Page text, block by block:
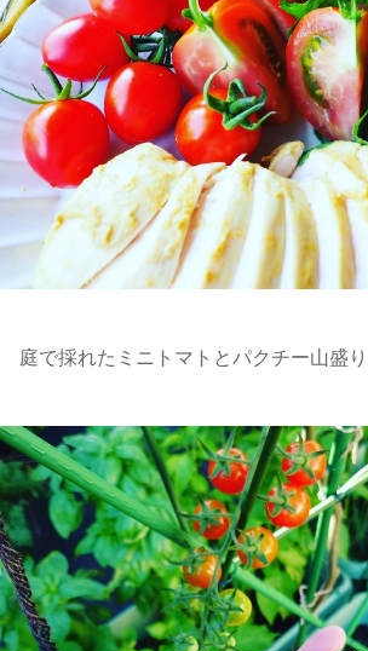
庭で採れたミニトマトとパクチー山盛